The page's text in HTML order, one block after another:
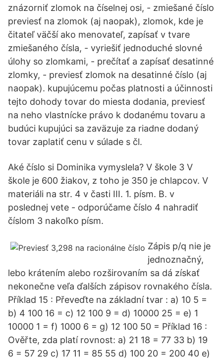
znázorniť zlomok na číselnej osi, - zmiešané číslo
previesť na zlomok (aj naopak), zlomok, kde je
čitateľ väčší ako menovateľ, zapísať v tvare
zmiešaného čísla, - vyriešiť jednoduché slovné
úlohy so zlomkami, - prečítať a zapísať desatinné
zlomky, - previesť zlomok na desatinné číslo (aj
naopak). kupujúcemu počas platnosti a účinnosti
tejto dohody tovar do miesta dodania, previesť
na neho vlastnícke právo k dodanému tovaru a
budúci kupujúci sa zaväzuje za riadne dodaný
tovar zaplatiť cenu v súlade s čl.
Aké číslo si Dominika vymyslela? V škole 3 V
škole je 600 žiakov, z toho je 350 je chlapcov. V
materiáli na str. 4 v časti III. 1. písm. B. v
poslednej vete - odporúčame číslo 4 nahradiť
číslom 3 nakoľko písm.
Zápis p/q nie je
jednoznačný,
lebo krátením alebo rozširovaním sa dá získať
nekonečne veľa ďalších zápisov rovnakého čísla.
Příklad 15 : Převeďte na základní tvar : a) 10 5 =
b) 4 100 16 = c) 12 100 9 = d) 10000 25 = e) 1
10000 1 = f) 1000 6 = g) 12 100 50 = Příklad 16 :
Ověřte, zda platí rovnost: a) 21 18 = 77 33 b) 19
6 = 57 29 c) 17 11 = 85 55 d) 100 20 = 200 40 e)